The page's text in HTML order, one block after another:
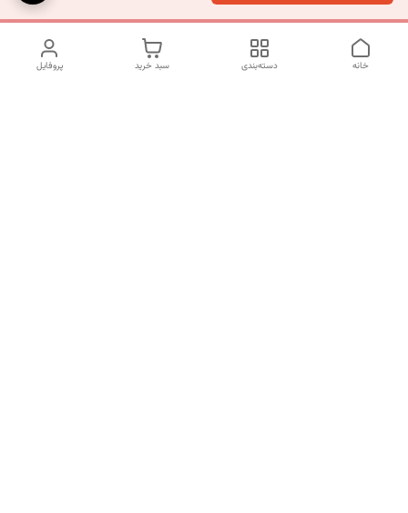
پروفایل سبد خرید دسته‌بندی خانه